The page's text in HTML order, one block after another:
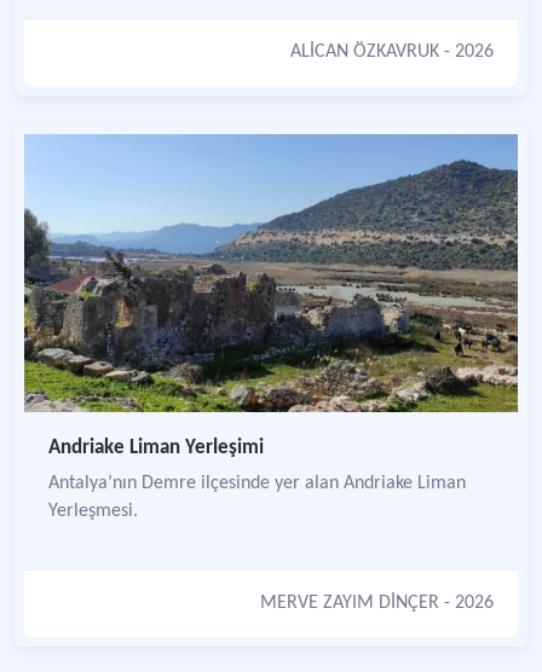
ALİCAN ÖZKAVRUK - 2026
Andriake Liman Yerleşimi
Antalya’nın Demre ilçesinde yer alan Andriake Liman
Yerleşmesi.
MERVE ZAYIM DİNÇER - 2026